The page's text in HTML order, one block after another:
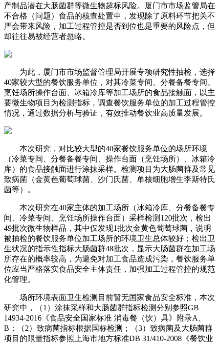
产制品潜在大肠菌群等微生物超标风险。厦门市市场监管局在
不合格（问题）食品的核查处置中，发现除了原料环节把关不
严会带来风险，加工过程管控是否到位也是重要的风险点，但
却往往易被经营者忽略。
为此，厦门市市场监督管理局开展专项研究性抽检，选择
40家较大型的餐饮服务单位，对其冷菜专间、分餐备餐专间、
烹饪场所操作台面、冰箱冷库等加工场所的食品接触面，以主
要微生物项目为检测指标，调查餐饮服务单位的加工过程管控
情况，通过数据分析与验证，有效推动餐饮业高质量发展。
本次研究，对比较大型的40家餐饮服务单位的场所环境
（冷菜专间、分餐备餐专间、操作台面（烹饪场所）、冰箱冷
库）的食品接触面进行涂抹采样。检测项目为大肠菌群及常见
致病菌（金黄色葡萄球菌、沙门氏菌、单核细胞增生李斯特氏
菌等）。
本次研究在40家主体的加工场所（冰箱冷库、分餐备餐专
间、冷菜专间、烹饪场所操作台面）采样检测120批次，检出
49批次微生物样品，其中仅发现1批次金黄色葡萄球菌，说明
被抽检的餐饮服务单位加工场所的环境卫生总体较好；检出卫
生状况的指示性指标大肠菌群48批次，显示大肠菌群在加工场
所存在的概率较高，为避免对加工食品造成污染，餐饮服务单
位应当严格落实食品安全主体责任，加强加工过程管控的规范
化管理。
场所环境表面卫生检测目前暂无国家食品安全标准，本次
研究中，（1）涂抹采样和大肠菌群指标检测分别参照GB
14934-2016《食品安全国家标准 消毒餐（饮）具》附录A、
B；（2）致病菌指标根据国标检测；（3）致病菌及大肠菌群
项目的限量指标参照上海市地方标准DB 31/410-2008《餐饮业